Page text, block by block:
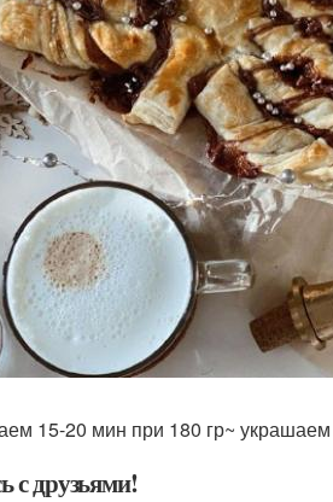
15-20 мин при 180 гр~ украшаем
с друзьями!